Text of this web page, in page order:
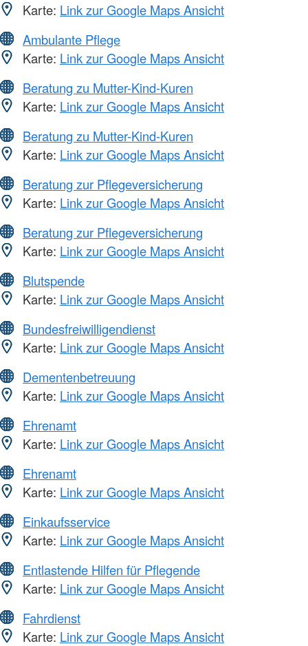
Karte: Link zur Google Maps Ansicht
Ambulante Pflege
Karte: Link zur Google Maps Ansicht
Beratung zu Mutter-Kind-Kuren
Karte: Link zur Google Maps Ansicht
Beratung zu Mutter-Kind-Kuren
Karte: Link zur Google Maps Ansicht
Beratung zur Pflegeversicherung
Karte: Link zur Google Maps Ansicht
Beratung zur Pflegeversicherung
Karte: Link zur Google Maps Ansicht
Blutspende
Karte: Link zur Google Maps Ansicht
Bundesfreiwilligendienst
Karte: Link zur Google Maps Ansicht
Dementenbetreuung
Karte: Link zur Google Maps Ansicht
Ehrenamt
Karte: Link zur Google Maps Ansicht
Ehrenamt
Karte: Link zur Google Maps Ansicht
Einkaufsservice
Karte: Link zur Google Maps Ansicht
Entlastende Hilfen für Pflegende
Karte: Link zur Google Maps Ansicht
Fahrdienst
Karte: Link zur Google Maps Ansicht